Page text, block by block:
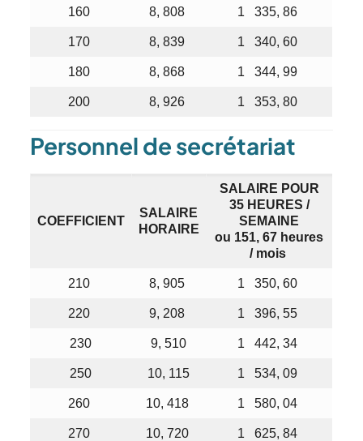
160 8, 808 1 335, 86
170 8, 839 1 340, 60
180 8, 868 1 344, 99
200 8, 926 1 353, 80
Personnel de secrétariat
COEFFICIENT
SALAIRE
HORAIRE
SALAIRE POUR
35 HEURES /
SEMAINE
ou 151, 67 heures
/ mois
210 8, 905 1 350, 60
220 9, 208 1 396, 55
230 9, 510 1 442, 34
250 10, 115 1 534, 09
260 10, 418 1 580, 04
270 10, 720 1 625, 84